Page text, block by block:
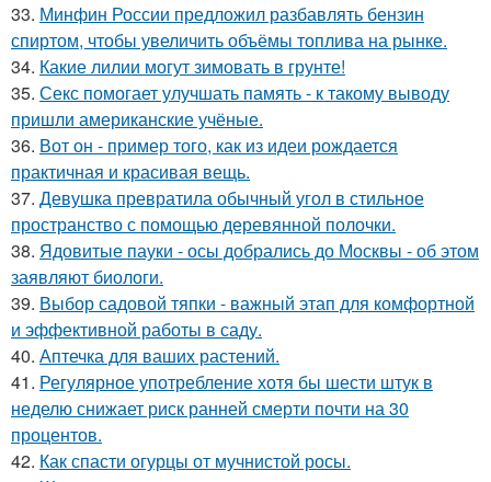
33. Минфин России предложил разбавлять бензин
спиртом, чтобы увеличить объёмы топлива на рынке.
34. Какие лилии могут зимовать в грунте!
35. Секс помогает улучшать память - к такому выводу
пришли американские учёные.
36. Вот он - пример того, как из идеи рождается
практичная и красивая вещь.
37. Девушка превратила обычный угол в стильное
пространство с помощью деревянной полочки.
38. Ядовитые пауки - осы добрались до Москвы - об этом
заявляют биологи.
39. Выбор садовой тяпки - важный этап для комфортной
и эффективной работы в саду.
40. Аптечка для ваших растений.
41. Регулярное употребление хотя бы шести штук в
неделю снижает риск ранней смерти почти на 30
процентов.
42. Как спасти огурцы от мучнистой росы.